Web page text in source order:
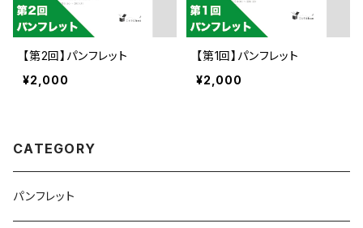
【第2回】パンフレット
¥2,000
【第1回】パンフレット
¥2,000
CATEGORY
パンフレット